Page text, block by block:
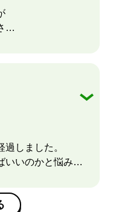
てお任せすること
しました。
いいのかと悩み
潔明瞭な料金表示と
供されている姿勢を